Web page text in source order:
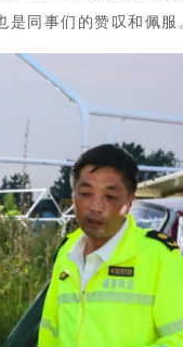
同事们的赞叹和佩服